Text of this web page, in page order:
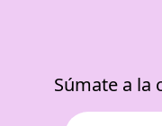
Súmate a la